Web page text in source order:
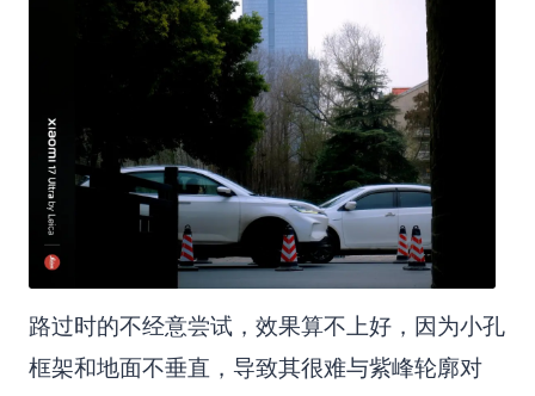
路过时的不经意尝试，效果算不上好，因为小孔
框架和地面不垂直，导致其很难与紫峰轮廓对